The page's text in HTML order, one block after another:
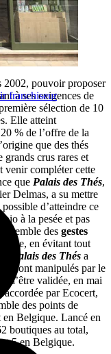
franchiseur
2002, pouvoir proposer
à ses exigences de
sélection de 10
Elle atteint
% de l’offre de la
que des thés
grands crus rares et
venir compléter cette
que Palais des Thés,
Delmas, a su mettre
d’atteindre ce
à la pesée et pas
des gestes
en évitant tout
Palais des Thés a
sont manipulés par le
d’être validée, en mai
par Ecocert,
des points de
en Belgique. Lancé en
boutiques au total,
5 en Belgique.